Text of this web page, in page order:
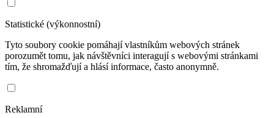
Statistické (výkonnostní)
Tyto soubory cookie pomáhají vlastníkům webových stránek
porozumět tomu, jak návštěvníci interagují s webovými stránkami
tím, že shromažďují a hlásí informace, často anonymně.
Reklamní